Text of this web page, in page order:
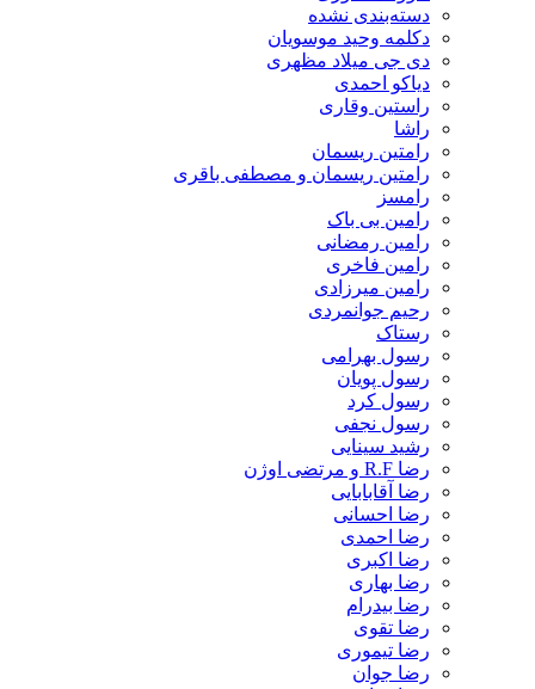
دسته‌بندی نشده
دکلمه وحید موسویان
دی جی میلاد مظهری
دیاکو احمدی
راستین وقاری
راشا
رامتین ریسمان
رامتین ریسمان و مصطفی باقری
رامسز
رامین بی باک
رامین رمضانی
رامین فاخری
رامین میرزادی
رحیم جوانمردی
رستاک
رسول بهرامی
رسول پویان
رسول کرد
رسول نجفی
رشید سینایی
رضا R.F و مرتضی اوژن
رضا آقابابایی
رضا احسانی
رضا احمدی
رضا اکبری
رضا بهاری
رضا بیدرام
رضا تقوی
رضا تیموری
رضا جوان